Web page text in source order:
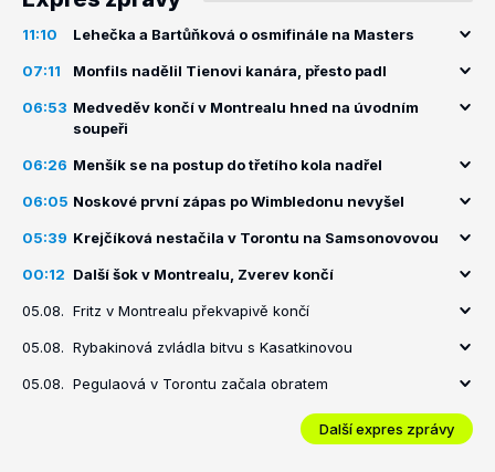
11:10 Lehečka a Bartůňková o osmifinále na Masters
07:11 Monfils nadělil Tienovi kanára, přesto padl
06:53 Medveděv končí v Montrealu hned na úvodním
soupeři
06:26 Menšík se na postup do třetího kola nadřel
06:05 Noskové první zápas po Wimbledonu nevyšel
05:39 Krejčíková nestačila v Torontu na Samsonovovou
00:12 Další šok v Montrealu, Zverev končí
05.08. Fritz v Montrealu překvapivě končí
05.08. Rybakinová zvládla bitvu s Kasatkinovou
05.08. Pegulaová v Torontu začala obratem
Další expres zprávy